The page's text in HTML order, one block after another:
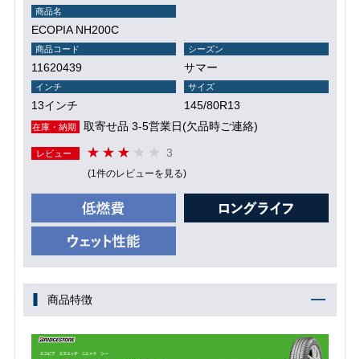
商品名
ECOPIA NH200C
商品コード
11620439
シーズン
サマー
インチ
13インチ
サイズ
145/80R13
在庫・納期 取寄せ品 3-5営業日(欠品時ご連絡)
レビュー 3
(1件のレビューを見る)
商品特徴